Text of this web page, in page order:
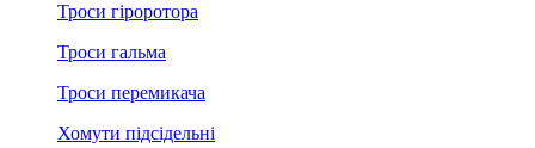
Троси гіроротора
Троси гальма
Троси перемикача
Хомути підсідельні